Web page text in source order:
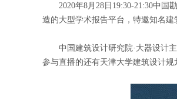
2020年8月28日19:30-21:30中
造的大型学术报告平台，特邀知名
中国建筑设计研究院·大器设计
参与直播的还有天津大学建筑设计规